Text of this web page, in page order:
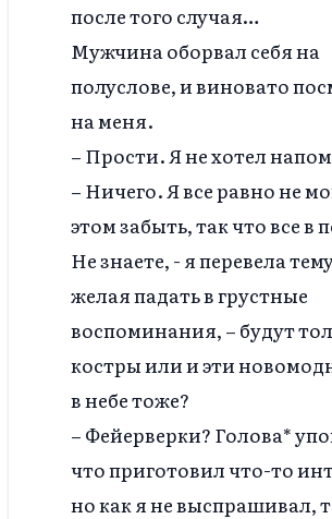
после того случая…
Мужчина оборвал себя на
полуслове, и виновато
на меня.
– Прости. Я не хотел
– Ничего. Я все равно не
этом забыть, так что все в
Не знаете, - я перевела
желая падать в грустные
воспоминания, – будут
костры или и эти
в небе тоже?
– Фейерверки? Голова*
что приготовил что-то
но как я не выспрашивал,